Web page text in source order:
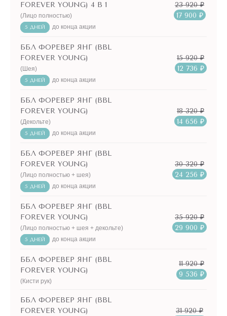
FOREVER YOUNG) 4 В 1
(Лицо полностью)
5 ДНЕЙ до конца акции
23 920 ₽
17 900 ₽
ББЛ ФОРЕВЕР ЯНГ (BBL
FOREVER YOUNG)
(Шея)
5 ДНЕЙ до конца акции
15 920 ₽
12 736 ₽
ББЛ ФОРЕВЕР ЯНГ (BBL
FOREVER YOUNG)
(Декольте)
5 ДНЕЙ до конца акции
18 320 ₽
14 656 ₽
ББЛ ФОРЕВЕР ЯНГ (BBL
FOREVER YOUNG)
(Лицо полностью + шея)
5 ДНЕЙ до конца акции
30 320 ₽
24 256 ₽
ББЛ ФОРЕВЕР ЯНГ (BBL
FOREVER YOUNG)
(Лицо полностью + шея + декольте)
5 ДНЕЙ до конца акции
35 920 ₽
29 900 ₽
ББЛ ФОРЕВЕР ЯНГ (BBL
FOREVER YOUNG)
(Кисти рук)
11 920 ₽
9 536 ₽
ББЛ ФОРЕВЕР ЯНГ (BBL
FOREVER YOUNG)
31 920 ₽